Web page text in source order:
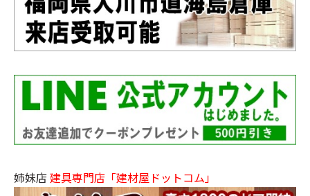
姉妹店 建具専門店「建材屋ドットコム」